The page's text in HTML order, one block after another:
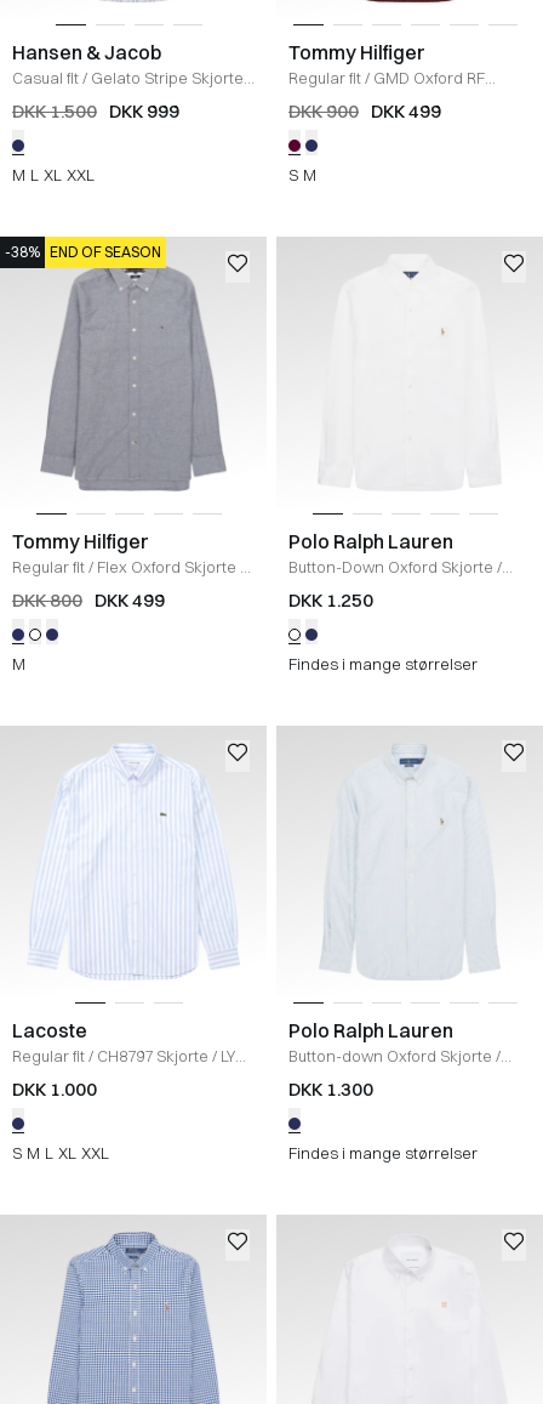
Hansen & Jacob
Casual fit/ Gelato Stripe Skjorte
LIGHT BLUE
DKK 1.500 DKK 999
M L XL XXL
Tommy Hilfiger
Regular fit/ GMD Oxford RF
Skjorte/ BORDEAUX
DKK 900 DKK 499
S M
-38% END OF SEASON
Tommy Hilfiger
Regular fit/ Flex Oxford Skjorte
BLÅ
DKK 800 DKK 499
M
Polo Ralph Lauren
Button-Down Oxford Skjorte /
HVID
DKK 1.250
Findes i mange størrelser
Lacoste
Regular fit/ CH8797 Skjorte / LYS
BLÅ
DKK 1.000
S M L XL XXL
Polo Ralph Lauren
Button-down Oxford Skjorte /
BLÅ/HVID
DKK 1.300
Findes i mange størrelser